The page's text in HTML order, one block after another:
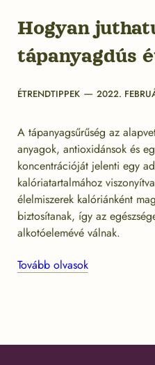
Hogyan
tápanyagdús
Categories
ÉTRENDTIPPEK Post
2022.
A tápanyagsűrűség az
anyagok, antioxidánsok és
koncentrációját jelenti egy
kalóriatartalmához
élelmiszerek kalóriánként
biztosítanak, így az
alkotóelemévé válnak.
Tovább olvasok